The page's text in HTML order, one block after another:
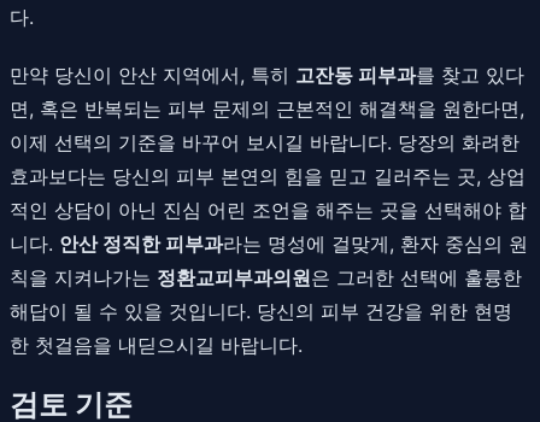
다.
만약 당신이 안산 지역에서, 특히 고잔동 피부과를 찾고 있다
면, 혹은 반복되는 피부 문제의 근본적인 해결책을 원한다면,
이제 선택의 기준을 바꾸어 보시길 바랍니다. 당장의 화려한
효과보다는 당신의 피부 본연의 힘을 믿고 길러주는 곳, 상업
적인 상담이 아닌 진심 어린 조언을 해주는 곳을 선택해야 합
니다. 안산 정직한 피부과라는 명성에 걸맞게, 환자 중심의 원
칙을 지켜나가는 정환교피부과의원은 그러한 선택에 훌륭한
해답이 될 수 있을 것입니다. 당신의 피부 건강을 위한 현명
한 첫걸음을 내딛으시길 바랍니다.
검토 기준